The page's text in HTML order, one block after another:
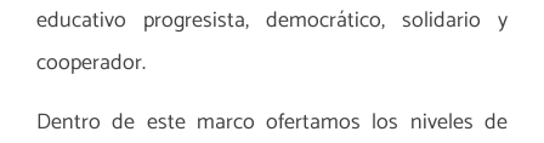
educativo progresista, democrático, solidario y
cooperador.
Dentro de este marco ofertamos los niveles de